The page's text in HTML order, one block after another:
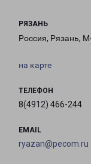
РЯЗАНЬ
Россия, Рязань,
на карте
ТЕЛЕФОН
8(4912) 466-244
EMAIL
ryazan@pecom.ru